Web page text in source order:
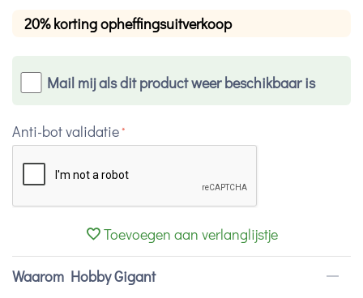
20% korting opheffingsuitverkoop
Mail mij als dit product weer beschikbaar is
Anti-bot validatie
Toevoegen aan verlanglijstje
Waarom Hobby Gigant